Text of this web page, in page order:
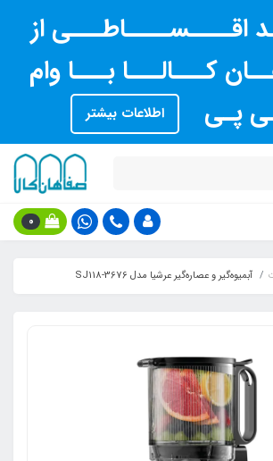
اقــــســــاطـــی از
کـــالـــا بـــا وام
پـی
اطلاعات بیشتر
0
آبمیوه‌گیر و عصاره‌گیر عرشیا مدل SJ118-3676